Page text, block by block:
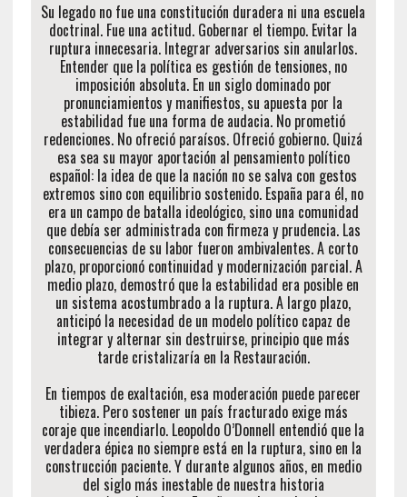
Su legado no fue una constitución duradera ni una escuela
doctrinal. Fue una actitud. Gobernar el tiempo. Evitar la
ruptura innecesaria. Integrar adversarios sin anularlos.
Entender que la política es gestión de tensiones, no
imposición absoluta. En un siglo dominado por
pronunciamientos y manifiestos, su apuesta por la
estabilidad fue una forma de audacia. No prometió
redenciones. No ofreció paraísos. Ofreció gobierno. Quizá
esa sea su mayor aportación al pensamiento político
español: la idea de que la nación no se salva con gestos
extremos sino con equilibrio sostenido. España para él, no
era un campo de batalla ideológico, sino una comunidad
que debía ser administrada con firmeza y prudencia. Las
consecuencias de su labor fueron ambivalentes. A corto
plazo, proporcionó continuidad y modernización parcial. A
medio plazo, demostró que la estabilidad era posible en
un sistema acostumbrado a la ruptura. A largo plazo,
anticipó la necesidad de un modelo político capaz de
integrar y alternar sin destruirse, principio que más
tarde cristalizaría en la Restauración.
En tiempos de exaltación, esa moderación puede parecer
tibieza. Pero sostener un país fracturado exige más
coraje que incendiarlo. Leopoldo O’Donnell entendió que la
verdadera épica no siempre está en la ruptura, sino en la
construcción paciente. Y durante algunos años, en medio
del siglo más inestable de nuestra historia